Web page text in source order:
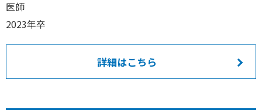
医師
2023年卒
詳細はこちら